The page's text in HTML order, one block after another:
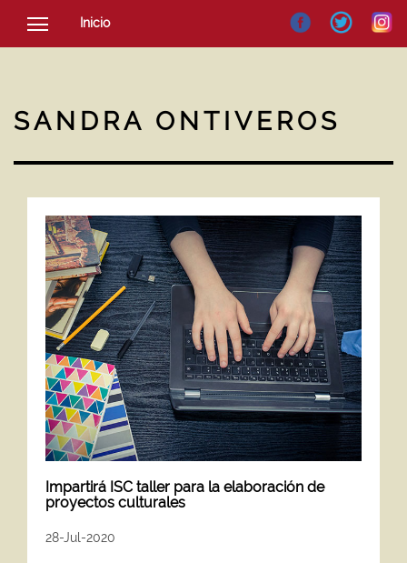
Inicio
SOCIEDAD
NOTICIAS
SANDRA ONTIVEROS
Impartirá ISC taller para la elaboración de
proyectos culturales
28-Jul-2020